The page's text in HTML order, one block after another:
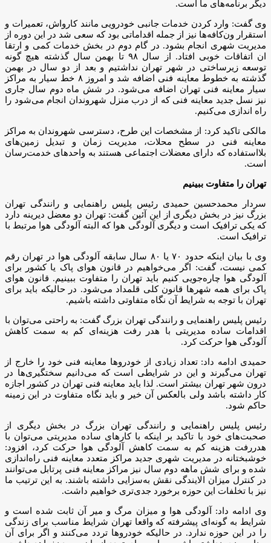
دیگر برنامه‌های ما است.
وی گفت: وارد کردن خدمات جانبی خودرویی مانند کارواش، تعمیرات و
استقرار ون‌کافه‌ها نیز از جمله اقداماتی بود که سعی شد در این دوره از
مدیریت شهری انجام بشود. در گام دوم در بخش خدمات کمی و ارتقا
ان اتفاقات خوبی افتاد. از سال ۹۸ تا بهمن سال گذشته هیچ گونه
توسعه زیرساختی در شهر تهران نداشتیم و بعد از دو سال در بهمن
گذشته به خطوط معاینه فنی اضافه شد و امروز ۸ خط سیار به مراکز
سیار معاینه فنی تهران اضافه می‌شود. در شش ماه دوم سال جاری
نیز نسل جدید معاینه فنی که از درب منزل شهروندان انجام می‌شود را
راه اندازی می‌کنیم.
مالکی تاکید کرد: از مشخصات این طرح، دسترسی شهروندان به مراکز
معاینه فنی در سطح محلات، مدیریت زمان و تبدیل زمین‌های
بلااستفاده که دارای معضلات اجتماعی هستند به واحدهای خدمت‌رسان
است.
تهران را متفاوت ببینیم
سردار محمدحسین حمیدی رئیس پلیس راهنمایی و رانندگی تهران
بزرگ نیز در بخش دیگری از این آئین گفت: تهران دو معضل دیرینه دارد
که یکی ترافیک است و دیگری آلودگی هوا که البته آلودگی هوا مرتبط با
ترافیک است.
وی با بیان اینکه حدود ۷۰ یا ۸۰ سال سابقه آلودگی هوا در تهران رقم
کمی نیست، گفت: اگر می‌خواهیم در قانون هوای پاک یا کشور برای
آلودگی هوا چاره‌جویی کنیم باید تهران را متفاوت ببینیم. قانون هوای
پاک برای همه شهرها قانون کلی قلمداد می‌شود. در حالیکه باید برای
تهران با توجه به شرایط آن نگاه متفاوتی داشته باشیم.
رئیس پلیس راهنمایی و رانندگی تهران بزرگ گفت: به راحتی می‌توان با
اقدامات ساده مدیریتی با هدر رفت هزینه‌ای کم به سمت کاهش
آلودگی هوا حرکت کرد.
حمیدی ادامه داد: تعداد زیادی از خودروها معاینه فنی خود را خارج از
تهران می‌گیرند و این در شرایطی است که می‌دانیم سختگیری‌ها در
درون شهر تهران بیشتر است. لذا باید معاینه فنی تهران در کشور اجازه
کار داشته باشد ولی بالعکس آن خیر و باید نگاه متفاوت در این زمینه
حاکم شود.
رئیس پلیس راهنمایی و رانندگی تهران بزرگ در بخش دیگری از
صحبت‌های خود با تاکید بر اینکه با کارهای ساده مدیریتی می‌توان با
هدررفت هزینه کم به سمت کاهش آلودگی هوا حرکت کرد، افزود:
خوشبختانه در مدیریت شهری جدید مراکز متعدد معاینه فنی راه‌اندازی
شده و برای شش ماهه دوم سال نیز مراکز معاینه فنی پرتابل می‌توانند
در کنترل میزان الایندگی نقش به‌سزایی داشته باشند. به این ترتیب ما
نیز با تخلفات این حوزه برخورد جدی‌تری خواهیم داشت.
وی ادامه داد: آلودگی هوا و میزان مرگ و میر آن ثابت شده است و
شرایط به گونه‌ای پیشرفته که واقعا تهران شرایط مناسب برای زندگی
را در این حوزه ندارد. در حالیکه خودروها تردد می‌کنند و اگر برای آن